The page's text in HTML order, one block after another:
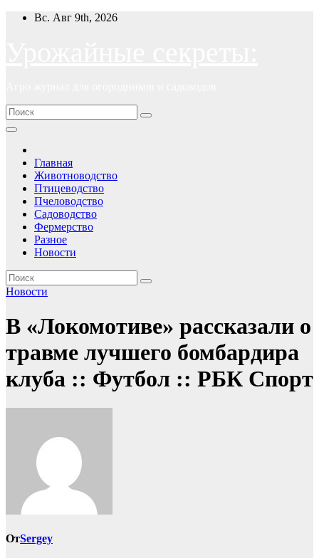
ПерейтиВс. Авг 9th, 2026
Главная
Животноводство
Птицеводство
Пчеловодство
Садоводство
Фермерство
Разное
Новости
Новости
В «Локомотиве» рассказали о
травме лучшего бомбардира
клуба :: Футбол :: РБК Спорт
ОтSergey